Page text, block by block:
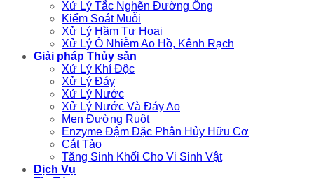
Xử Lý Tắc Nghẽn Đường Ống
Kiểm Soát Muỗi
Xử Lý Hầm Tự Hoại
Xử Lý Ô Nhiễm Ao Hồ, Kênh Rạch
Giải pháp Thủy sản
Xử Lý Khí Độc
Xử Lý Đáy
Xử Lý Nước
Xử Lý Nước Và Đáy Ao
Men Đường Ruột
Enzyme Đậm Đặc Phân Hủy Hữu Cơ
Cắt Tảo
Tăng Sinh Khối Cho Vi Sinh Vật
Dịch Vụ